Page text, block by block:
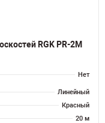
RGK PR-2M
Нет
Линейный
Красный
20 м